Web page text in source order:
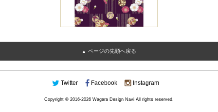
ページの先頭へ戻る
Twitter Facebook Instagram
Copyright © 2016-2026 Wagara Design Navi All rights reserved.